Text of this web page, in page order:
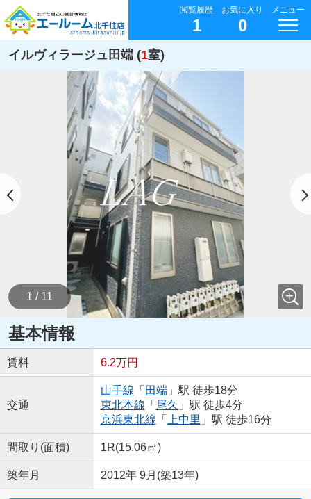
閲覧履歴
1
お気に入り
0
メニュー
イルヴィラージュ田端 (1室)
1 / 11
基本情報
賃料 6.2万円
交通
山手線 「 田端」駅 徒歩18分
東北本線 「 尾久 」駅 徒歩4分
京浜東北線 「 上中里 」駅 徒歩16分
間取り(面積) 1R(15.06㎡)
築年月 2012年 9月(築13年)